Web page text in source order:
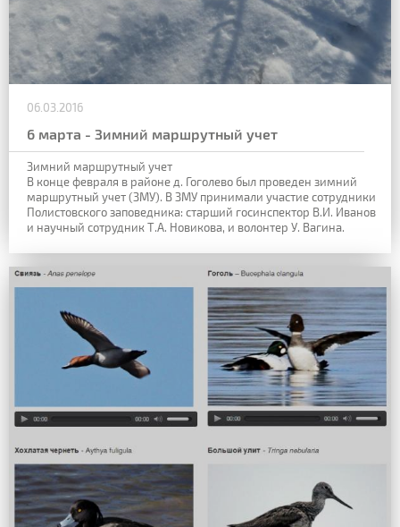
06.03.2016
6 марта - Зимний маршрутный учет
Зимний маршрутный учет
В конце февраля в районе д. Гоголево был проведен зимний
маршрутный учет (ЗМУ). В ЗМУ принимали участие сотрудники
Полистовского заповедника: старший госинспектор В.И. Иванов
и научный сотрудник Т.А. Новикова, и волонтер У. Вагина.